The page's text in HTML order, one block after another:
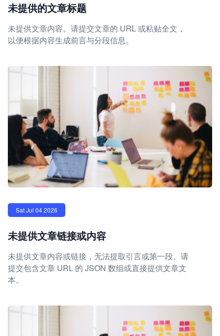
未提供的文章标题
未提供文章内容。请提交文章的 URL 或粘贴全文，
以便根据内容生成前言与分段信息。
Sat Jul 04 2026
未提供文章链接或内容
未提供文章内容或链接，无法提取引言或第一段。请
提交包含文章 URL 的 JSON 数组或直接提供文章文
本。